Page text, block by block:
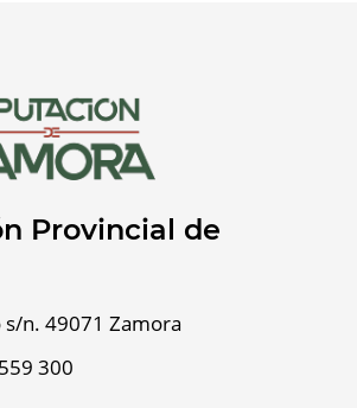
Provincial de
s/n. 49071 Zamora
300